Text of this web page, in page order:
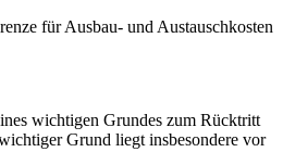
für Ausbau- und Austauschkosten
wichtigen Grundes zum Rücktritt
Grund liegt insbesondere vor